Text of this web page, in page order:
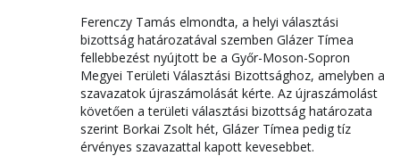
Ferenczy Tamás elmondta, a helyi választási
bizottság határozatával szemben Glázer Tímea
fellebbezést nyújtott be a Győr-Moson-Sopron
Megyei Területi Választási Bizottsághoz, amelyben a
szavazatok újraszámolását kérte. Az újraszámolást
követően a területi választási bizottság határozata
szerint Borkai Zsolt hét, Glázer Tímea pedig tíz
érvényes szavazattal kapott kevesebbet.